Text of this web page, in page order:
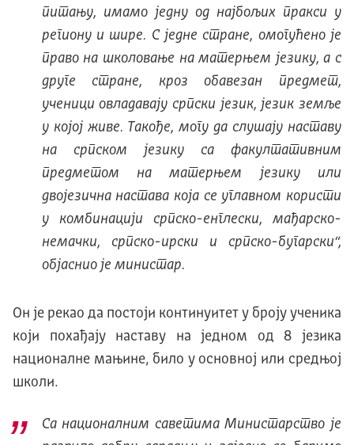
питању, имамо једну од најбољих пракси у
региону и шире. С једне стране, омогућено је
право на школовање на матерњем језику, а с
друге стране, кроз обавезан предмет,
ученици овладавају српски језик, језик земље
у којој живе. Такође, могу да слушају наставу
на српском језику са факултативним
предметом на матерњем језику или
двојезична настава која се углавном користи
у комбинацији српско-енглески, мађарско-
немачки, српско-ирски и српско-бугарски“,
објаснио је министар.
Он је рекао да постоји континуитет у броју ученика
који похађају наставу на једном од 8 језика
националне мањине, било у основној или средњој
школи.
Са националним саветима Министарство је